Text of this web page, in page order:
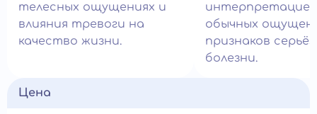
телесных ощущениях и
влияния тревоги на
качество жизни.
интерпретацией
обычных
признаков
болезни.
Цена